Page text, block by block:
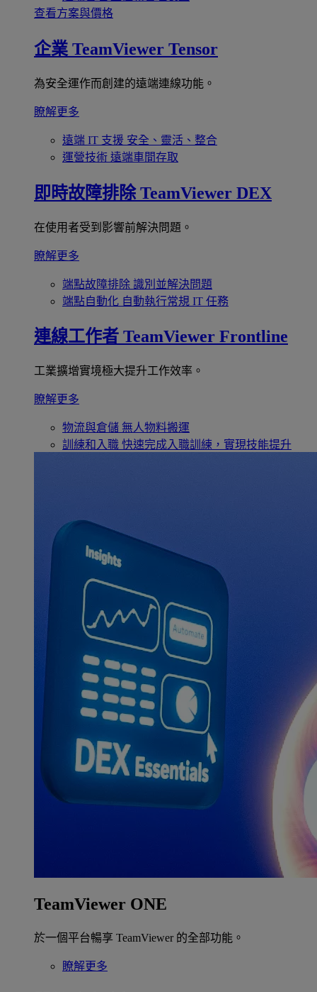
查看方案與價格
企業 TeamViewer Tensor
為安全運作而創建的遠端連線功能。
瞭解更多
遠端 IT 支援 安全、靈活、整合
運營技術 遠端車間存取
即時故障排除 TeamViewer DEX
在使用者受到影響前解決問題。
瞭解更多
端點故障排除 識別並解決問題
端點自動化 自動執行常規 IT 任務
連線工作者 TeamViewer Frontline
工業擴增實境極大提升工作效率。
瞭解更多
物流與倉儲 無人物料搬運
訓練和入職 快速完成入職訓練，實現技能提升
TeamViewer ONE
於一個平台暢享 TeamViewer 的全部功能。
瞭解更多